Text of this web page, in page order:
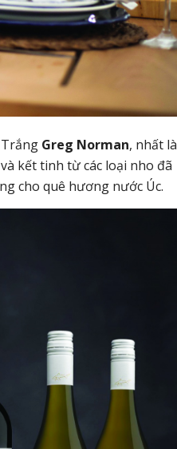
Greg Norman, nhất là
kết tinh từ các loại nho đã
cho quê hương nước Úc.